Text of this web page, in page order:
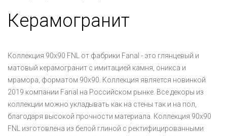
Керамогранит
Коллекция 90x90 FNL от фабрики Fanal - это глянцевый и
матовый керамогранит с имитацией камня, оникса и
мрамора, форматом 90x90. Коллекция является новинкой
2019 компании Fanal на Российском рынке. Все декоры из
коллекции можно укладывать как на стены так и на пол,
благодаря высокой прочности материала. Коллекция 90x90
FNL изготовлена из белой глиной с ректифицированными